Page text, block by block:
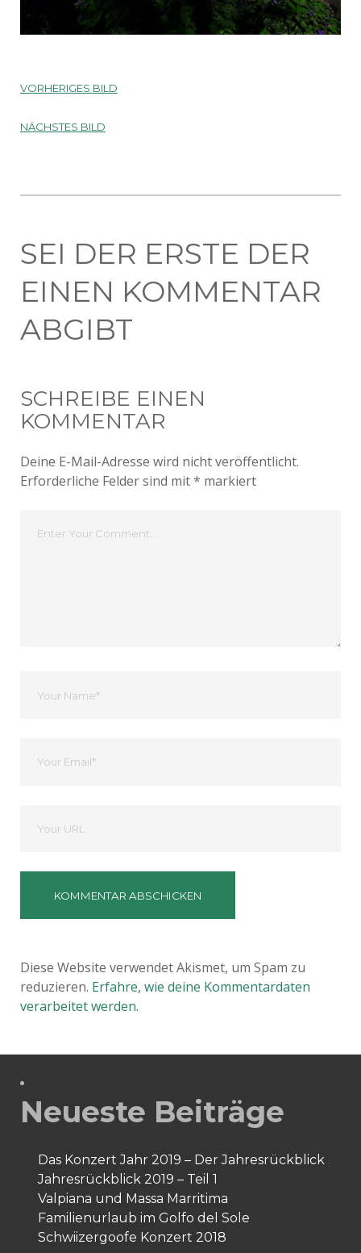
VORHERIGES BILD
NÄCHSTES BILD
SEI DER ERSTE DER
EINEN KOMMENTAR
ABGIBT
SCHREIBE EINEN
KOMMENTAR
Deine E-Mail-Adresse wird nicht veröffentlicht.
Erforderliche Felder sind mit* markiert
Kommentar
Name
Email
Website
Diese Website verwendet Akismet, um Spam zu
reduzieren. Erfahre, wie deine Kommentardaten
verarbeitet werden.
Neueste Beiträge
Das Konzert Jahr 2019 – Der Jahresrückblick
Jahresrückblick 2019 – Teil 1
Valpiana und Massa Marritima
Familienurlaub im Golfo del Sole
Schwiizergoofe Konzert 2018